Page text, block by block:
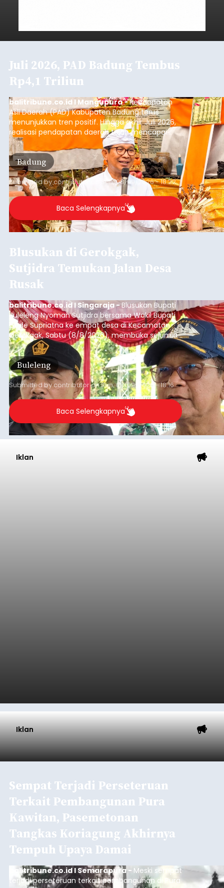
Juli 2026, PAD Badung Tembus
Rp4,1 Triliun
balitribune.co.id I Mangupura -Pendapatan
Asli Daerah (PAD) Kabupaten Badung terus
menunjukkan tren positif. Hingga akhir Juli 2026,
realisasi pendapatan daerah telah mencapai
Rp4,1 triliun atau rata-rata sekitar Rp730 miliar
per bulan, meningkat signifikan dibandingkan
rata-rata penerimaan sebelumnya yang berkisar
Rp350 miliar hingga Rp400 miliar per bulan.
Badung
Submitted bycontributor Sun, 08/09/2026 - 18:22
Baca Selengkapnya
Blusukan di Gerokgak,
Sutjidra Temukan Jalan Desa
Rusak
balitribune.co.id I Singaraja - Blusukan Bupati
Buleleng Nyoman Sutjidra bersama Wakil Bupati
Gede Supriatna ke empat desa di Kecamatan
Gerokgak, Sabtu (8/8/2026), membuka sejumlah
persoalan yang masih dihadapi masyarakat. Dari
jalan desa yang rusak hingga potensi pertanian
yang belum optimal, semuanya menjadi
perhatian pemerintah daerah.
Buleleng
Submitted bycontributoronSun, 08/09/2026 - 18:16
Baca Selengkapnya
Iklan
Iklan
Sempat Terjadi Perseteruan
Terkait Pembangunan Pura
Kawitan, Pasemetonan
Tangkas Koriagung Akhirnya
Tempuh Upaya Damai
balitribune.co.id I Semarapura - Meski sempat
terjadi perseteruan terkait pembangunan di Pura